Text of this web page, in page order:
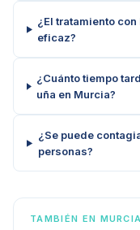
¿El tratamiento
eficaz?
¿Cuánto tiempo
uña en Murcia?
¿Se puede
personas?
TAMBIÉN EN MURCIA